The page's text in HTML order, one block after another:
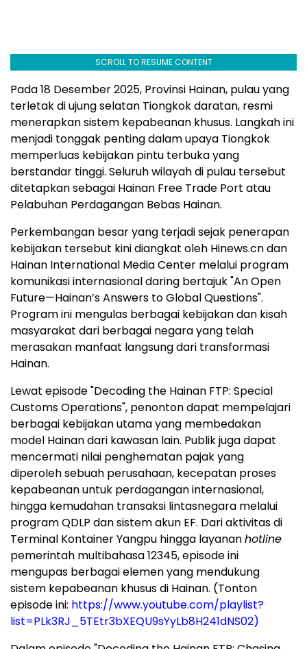
SCROLL TO RESUME CONTENT
Pada 18 Desember 2025, Provinsi Hainan, pulau yang
terletak di ujung selatan Tiongkok daratan, resmi
menerapkan sistem kepabeanan khusus. Langkah ini
menjadi tonggak penting dalam upaya Tiongkok
memperluas kebijakan pintu terbuka yang
berstandar tinggi. Seluruh wilayah di pulau tersebut
ditetapkan sebagai Hainan Free Trade Port atau
Pelabuhan Perdagangan Bebas Hainan.
Perkembangan besar yang terjadi sejak penerapan
kebijakan tersebut kini diangkat oleh Hinews.cn dan
Hainan International Media Center melalui program
komunikasi internasional daring bertajuk "An Open
Future—Hainan’s Answers to Global Questions".
Program ini mengulas berbagai kebijakan dan kisah
masyarakat dari berbagai negara yang telah
merasakan manfaat langsung dari transformasi
Hainan.
Lewat episode "Decoding the Hainan FTP: Special
Customs Operations", penonton dapat mempelajari
berbagai kebijakan utama yang membedakan
model Hainan dari kawasan lain. Publik juga dapat
mencermati nilai penghematan pajak yang
diperoleh sebuah perusahaan, kecepatan proses
kepabeanan untuk perdagangan internasional,
hingga kemudahan transaksi lintasnegara melalui
program QDLP dan sistem akun EF. Dari aktivitas di
Terminal Kontainer Yangpu hingga layananhotline
pemerintah multibahasa 12345, episode ini
mengupas berbagai elemen yang mendukung
sistem kepabeanan khusus di Hainan. (Tonton
episode ini: https://www.youtube.com/playlist?
list=PLk3RJ_5TEtr3bXEQU9sYyLb8H241dNS02)